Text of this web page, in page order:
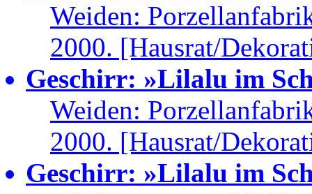
Weiden:
2000. [Hausrat/
Geschirr: »Lilalu im
Weiden:
2000. [Hausrat/
Geschirr: »Lilalu im